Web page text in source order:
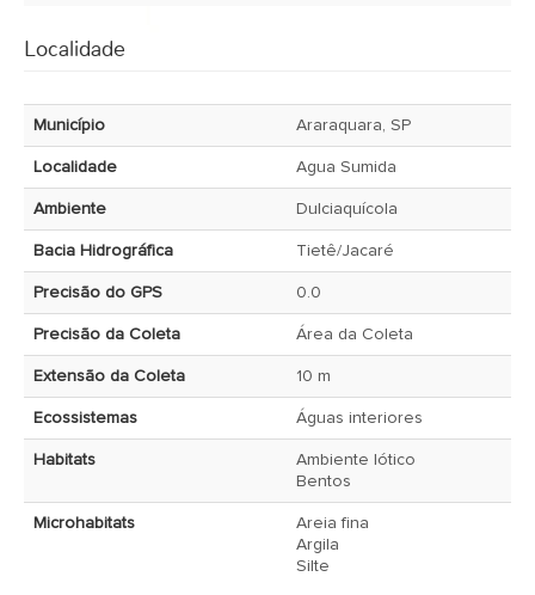
Localidade
Município Araraquara, SP
Localidade Agua Sumida
Ambiente Dulciaquícola
Bacia Hidrográfica Tietê/Jacaré
Precisão do GPS 0.0
Precisão da Coleta Área da Coleta
Extensão da Coleta 10 m
Ecossistemas Águas interiores
Habitats
Ambiente lótico
Bentos
Microhabitats
Areia fina
Argila
Silte